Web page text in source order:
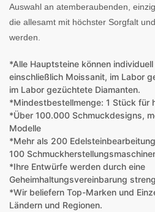
Auswahl an atemberaubenden,
die allesamt mit höchster Sorgfalt
werden.
*Alle Hauptsteine ​​können
einschließlich Moissanit, im Labor
im Labor gezüchtete Diamanten.
*Mindestbestellmenge: 1 Stück für
*Über 100.000 Schmuckdesigns,
Modelle
*Mehr als 200
100
*Ihre Entwürfe werden durch eine
Geheimhaltungsvereinbarung
*Wir beliefern Top-Marken und
Ländern und Regionen.